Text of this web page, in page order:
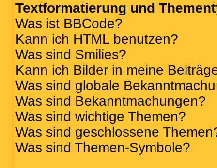
Textformatierung und
Was ist BBCode?
Kann ich HTML benutzen?
Was sind Smilies?
Kann ich Bilder in meine
Was sind globale
Was sind Bekanntmachungen?
Was sind wichtige Themen?
Was sind geschlossene
Was sind Themen-Symbole?